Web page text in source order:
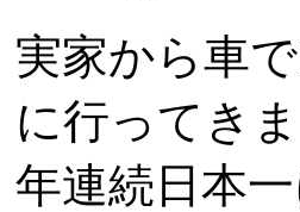
実家から車
に行ってき
年連続日本